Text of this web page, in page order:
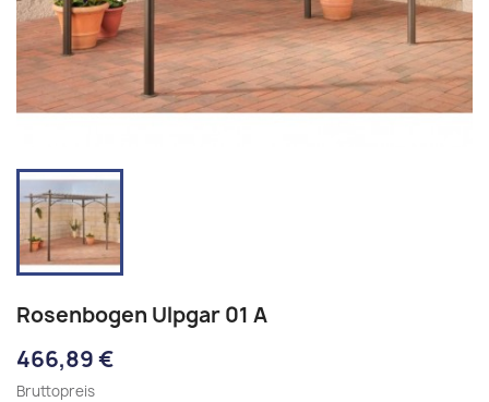
Rosenbogen Ulpgar 01 A
466,89 €
Bruttopreis